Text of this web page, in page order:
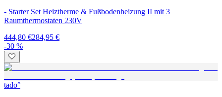
- Starter Set Heiztherme & Fußbodenheizung II mit 3
Raumthermostaten 230V
444,80 €284,95 €
-30 %
tado°